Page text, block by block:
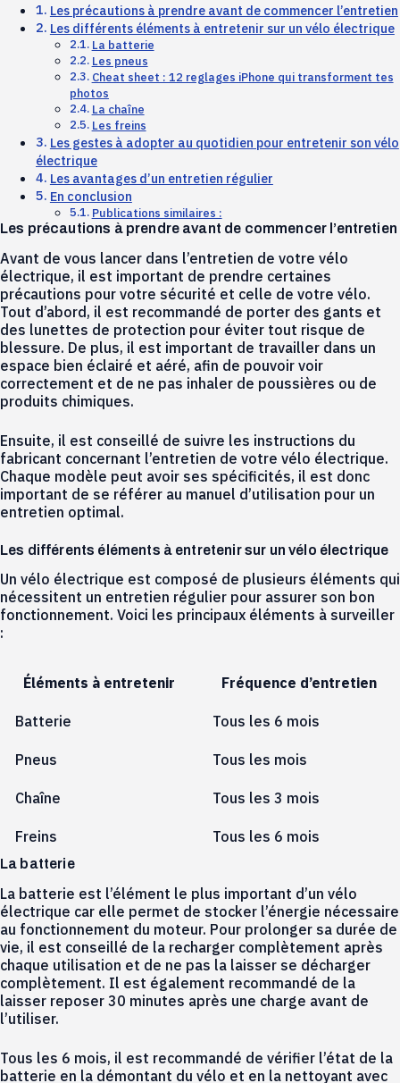
Les précautions à prendre avant de commencer l’entretien
Les différents éléments à entretenir sur un vélo électrique
La batterie
Les pneus
Cheat sheet : 12 reglages iPhone qui transforment tes
photos
La chaîne
Les freins
Les gestes à adopter au quotidien pour entretenir son vélo
électrique
Les avantages d’un entretien régulier
En conclusion
Publications similaires :
Les précautions à prendre avant de commencer l’entretien
Avant de vous lancer dans l’entretien de votre vélo
électrique, il est important de prendre certaines
précautions pour votre sécurité et celle de votre vélo.
Tout d’abord, il est recommandé de porter des gants et
des lunettes de protection pour éviter tout risque de
blessure. De plus, il est important de travailler dans un
espace bien éclairé et aéré, afin de pouvoir voir
correctement et de ne pas inhaler de poussières ou de
produits chimiques.
Ensuite, il est conseillé de suivre les instructions du
fabricant concernant l’entretien de votre vélo électrique.
Chaque modèle peut avoir ses spécificités, il est donc
important de se référer au manuel d’utilisation pour un
entretien optimal.
Les différents éléments à entretenir sur un vélo électrique
Un vélo électrique est composé de plusieurs éléments qui
nécessitent un entretien régulier pour assurer son bon
fonctionnement. Voici les principaux éléments à surveiller
:
Éléments à entretenir Fréquence d’entretien
Batterie Tous les 6 mois
Pneus Tous les mois
Chaîne Tous les 3 mois
Freins Tous les 6 mois
La batterie
La batterie est l’élément le plus important d’un vélo
électrique car elle permet de stocker l’énergie nécessaire
au fonctionnement du moteur. Pour prolonger sa durée de
vie, il est conseillé de la recharger complètement après
chaque utilisation et de ne pas la laisser se décharger
complètement. Il est également recommandé de la
laisser reposer 30 minutes après une charge avant de
l’utiliser.
Tous les 6 mois, il est recommandé de vérifier l’état de la
batterie en la démontant du vélo et en la nettoyant avec